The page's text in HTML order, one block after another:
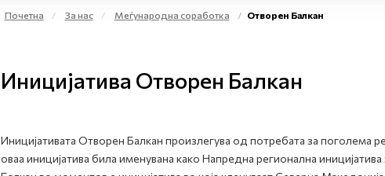
Почетна За нас Меѓународна соработка Отворен Балкан
Иницијатива Отворен Балкан
Иницијативата Отворен Балкан произлегува од потребата за поголема
оваа иницијатива била именувана како Напредна регионална